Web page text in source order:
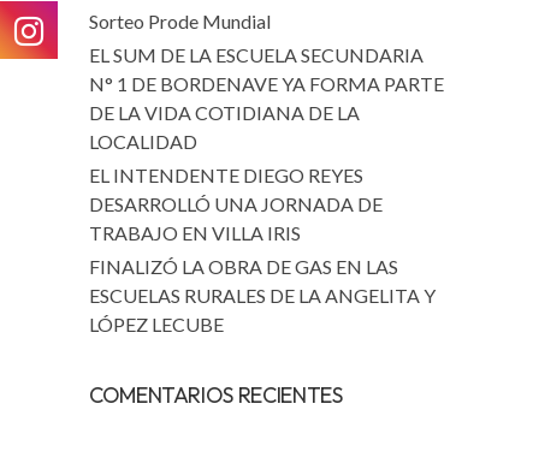
Sorteo Prode Mundial
EL SUM DE LA ESCUELA SECUNDARIA
N° 1 DE BORDENAVE YA FORMA PARTE
DE LA VIDA COTIDIANA DE LA
LOCALIDAD
EL INTENDENTE DIEGO REYES
DESARROLLÓ UNA JORNADA DE
TRABAJO EN VILLA IRIS
FINALIZÓ LA OBRA DE GAS EN LAS
ESCUELAS RURALES DE LA ANGELITA Y
LÓPEZ LECUBE
COMENTARIOS RECIENTES